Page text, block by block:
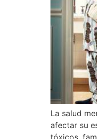
La salud
afectar su
tóxicos,